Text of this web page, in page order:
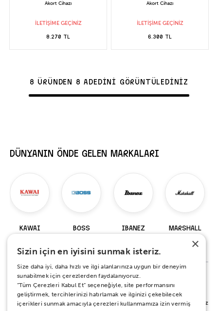
Akort Cihazı
İLETİŞİME GEÇİNİZ
8.270 TL
Akort Cihazı
İLETİŞİME GEÇİNİZ
6.300 TL
8 ÜRÜNDEN 8 ADEDİNİ GÖRÜNTÜLEDİNİZ
DÜNYANIN ÖNDE GELEN MARKALARI
KAWAI BOSS IBANEZ MARSHALL
147 Ürün
%100 MEMNUNİYET SÖZÜ
Alışverişiniz sırasında ya da sonrasında koşulsuz mutluluğunuz için yanınızdayız.
×
Sizin için en iyisini sunmak isteriz.
Size daha iyi, daha hızlı ve ilgi alanlarınıza uygun bir deneyim
sunabilmek için çerezlerden faydalanıyoruz.
“Tüm Çerezleri Kabul Et” seçeneğiyle, site performansını
geliştirmek, tercihlerinizi hatırlamak ve ilginizi çekebilecek
içerikleri sunmak amacıyla çerezleri kullanmamıza izin vermiş